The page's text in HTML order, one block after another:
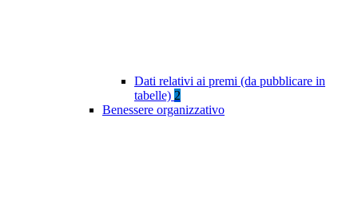
Dati relativi ai premi (da pubblicare in
tabelle) 2
Benessere organizzativo